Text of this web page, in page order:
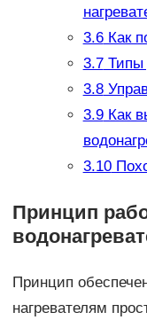
3.6Как
3.7Типы
3.8
3.9Как
3.10
Принцип
Принцип
нагревателям